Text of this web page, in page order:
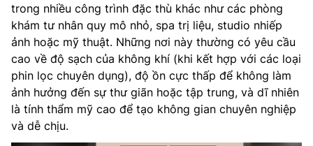
trong nhiều công trình đặc thù khác như các phòng
khám tư nhân quy mô nhỏ, spa trị liệu, studio nhiếp
ảnh hoặc mỹ thuật. Những nơi này thường có yêu cầu
cao về độ sạch của không khí (khi kết hợp với các loại
phin lọc chuyên dụng), độ ồn cực thấp để không làm
ảnh hưởng đến sự thư giãn hoặc tập trung, và dĩ nhiên
là tính thẩm mỹ cao để tạo không gian chuyên nghiệp
và dễ chịu.